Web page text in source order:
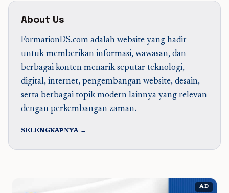
About Us
FormationDS.com adalah website yang hadir
untuk memberikan informasi, wawasan, dan
berbagai konten menarik seputar teknologi,
digital, internet, pengembangan website, desain,
serta berbagai topik modern lainnya yang relevan
dengan perkembangan zaman.
SELENGKAPNYA →
AD